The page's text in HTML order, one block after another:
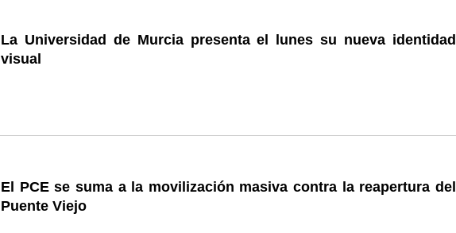
La Universidad de Murcia presenta el lunes su nueva identidad
visual
El PCE se suma a la movilización masiva contra la reapertura del
Puente Viejo